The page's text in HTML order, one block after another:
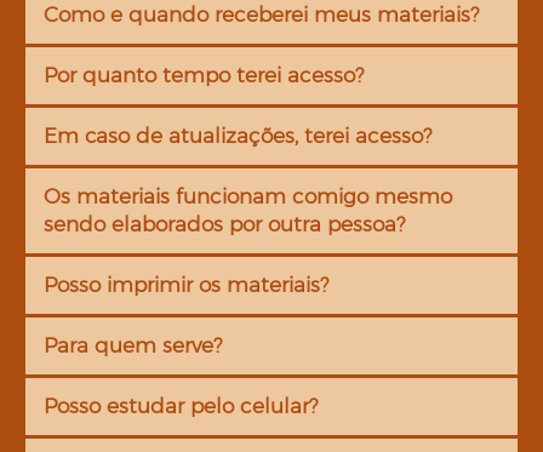
Como e quando receberei meus materiais?
Por quanto tempo terei acesso?
Em caso de atualizações, terei acesso?
Os materiais funcionam comigo mesmo
sendo elaborados por outra pessoa?
Posso imprimir os materiais?
Para quem serve?
Posso estudar pelo celular?